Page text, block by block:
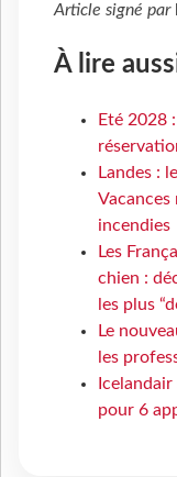
Article signé par
À lire
Eté 2028
Landes :
Vacances
incendies
Les
chien :
les plus
Le
les
pour 6